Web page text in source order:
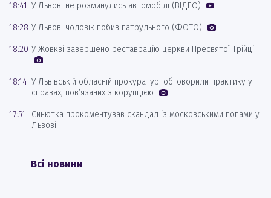
18:41 У Львові не розминулись автомобілі (ВІДЕО)
18:28 У Львові чоловік побив патрульного (ФОТО)
18:20 У Жовкві завершено реставрацію церкви Пресвятої Трійці
18:14 У Львівській обласній прокуратурі обговорили практику у
справах, пов’язаних з корупцією
17:51
Синютка прокоментував скандал із московськими попами у
Львові
Всі новини